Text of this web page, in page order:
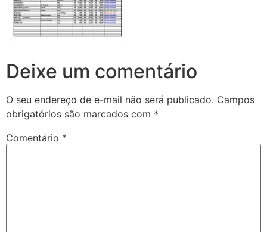
Deixe um comentário
O seu endereço de e-mail não será publicado. Campos
obrigatórios são marcados com *
Comentário *